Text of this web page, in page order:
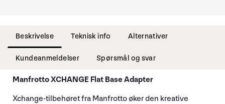
Beskrivelse Teknisk info Alternativer
Kundeanmeldelser Spørsmål og svar
Manfrotto XCHANGE Flat Base Adapter
Xchange-tilbehøret fra Manfrotto øker den kreative